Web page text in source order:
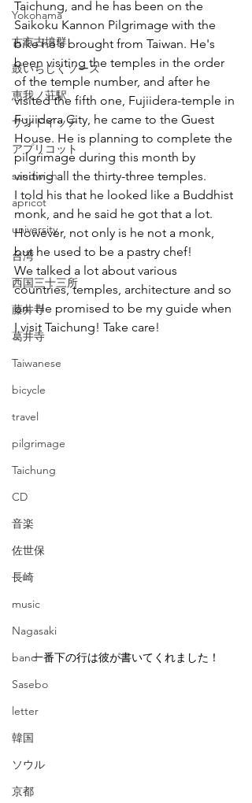
Yokohama
古市古墳群
鼓いちじくソース
恵我ノ荘駅
サンドイッチ
アプリコット
sandwich
apricot
university
台湾
西国三十三所
藤井寺
葛井寺
Taiwanese
bicycle
travel
pilgrimage
Taichung
CD
音楽
佐世保
長崎
music
Nagasaki
band
Sasebo
letter
韓国
ソウル
京都
Taichung, and he has been on the
Saikoku Kannon Pilgrimage with the
bike he's brought from Taiwan. He's
been visiting the temples in the order
of the temple number, and after he
visited the fifth one, Fujiidera-temple in
Fujiidera City, he came to the Guest
House. He is planning to complete the
pilgrimage during this month by
visiting all the thirty-three temples.
I told his that he looked like a Buddhist
monk, and he said he got that a lot.
However, not only is he not a monk,
but he used to be a pastry chef!
We talked a lot about various
countries, temples, architecture and so
on. He promised to be my guide when
I visit Taichung! Take care!
一番下の行は彼が書いてくれました！